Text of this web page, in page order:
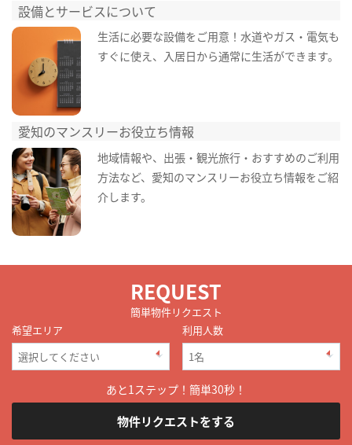
設備とサービスについて
生活に必要な設備をご用意！水道やガス・電気も
すぐに使え、入居日から通常に生活ができます。
愛知のマンスリーお役立ち情報
地域情報や、出張・観光旅行・おすすめのご利用
方法など、愛知のマンスリーお役立ち情報をご紹
介します。
REQUEST
簡単物件リクエスト
希望エリア
利用人数
あと1ステップ！簡単30秒！
物件リクエストをする